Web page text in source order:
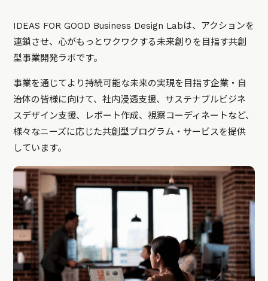
IDEAS FOR GOOD Business Design Labは、アクションを
連鎖させ、心がもっとワクワクする未来創りを目指す共創
型事業開発ラボです。
事業を通じてより持続可能な未来の実現を目指す企業・自
治体の皆様に向けて、社内浸透支援、サステナブルビジネ
スデザイン支援、レポート作成、視察コーディネートなど、
様々なニーズに応じた共創型プログラム・サービスを提供
しています。